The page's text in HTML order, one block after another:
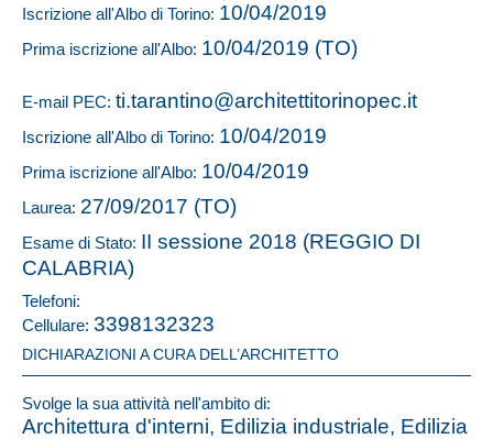
Iscrizione all'Albo di Torino: 10/04/2019
Prima iscrizione all'Albo: 10/04/2019 (TO)
E-mail PEC: ti.tarantino@architettitorinopec.it
Iscrizione all'Albo di Torino: 10/04/2019
Prima iscrizione all'Albo: 10/04/2019
Laurea: 27/09/2017 (TO)
Esame di Stato: II sessione 2018 (REGGIO DI
CALABRIA)
Telefoni:
Cellulare: 3398132323
DICHIARAZIONI A CURA DELL’ARCHITETTO
Svolge la sua attività nell'ambito di:
Architettura d'interni, Edilizia industriale, Edilizia